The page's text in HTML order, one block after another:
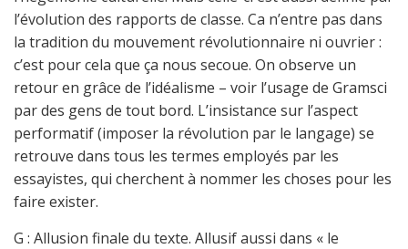
l’évolution des rapports de classe. Ca n’entre pas dans
la tradition du mouvement révolutionnaire ni ouvrier :
c’est pour cela que ça nous secoue. On observe un
retour en grâce de l’idéalisme – voir l’usage de Gramsci
par des gens de tout bord. L’insistance sur l’aspect
performatif (imposer la révolution par le langage) se
retrouve dans tous les termes employés par les
essayistes, qui cherchent à nommer les choses pour les
faire exister.
G : Allusion finale du texte. Allusif aussi dans « le